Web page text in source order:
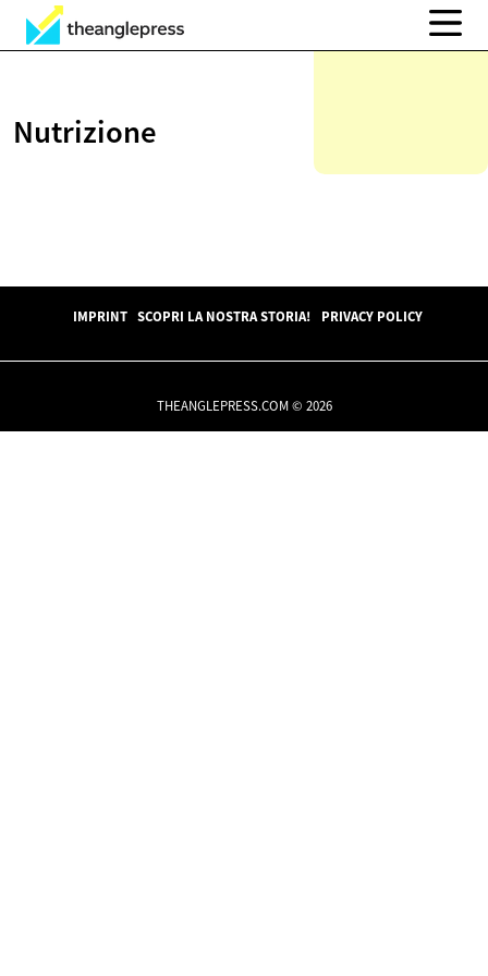
Nutrizione
IMPRINT SCOPRI LA NOSTRA STORIA! PRIVACY POLICY
THEANGLEPRESS.COM © 2026